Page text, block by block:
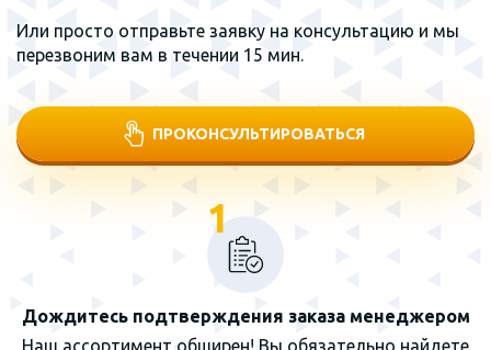
Или просто отправьте заявку на консультацию и мы
перезвоним вам в течении 15 мин.
ПРОКОНСУЛЬТИРОВАТЬСЯ
1
Дождитесь подтверждения заказа менеджером
Наш ассортимент обширен! Вы обязательно найдете